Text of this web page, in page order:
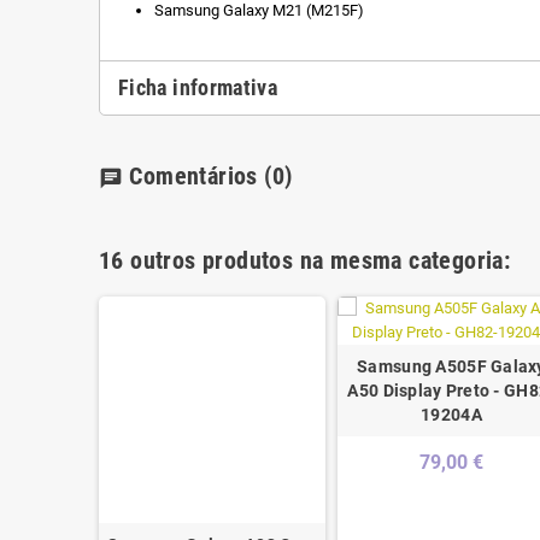
Samsung Galaxy M21 (M215F)
Ficha informativa
chat Comentários (0)
16 outros produtos na mesma categoria:
Samsung A505F
A50 Display Preto -
19204A
79,00 €